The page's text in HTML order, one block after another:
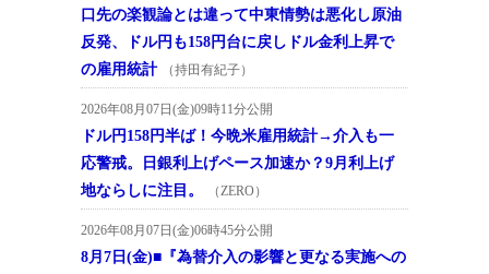
口先の楽観論とは違って中東情勢は悪化し原油
反発、ドル円も158円台に戻しドル金利上昇で
の雇用統計
（持田有紀子）
2026年08月07日(金)09時11分公開
ドル円158円半ば！今晩米雇用統計→介入も一
応警戒。日銀利上げペース加速か？9月利上げ
地ならしに注目。
（ZERO）
2026年08月07日(金)06時45分公開
8月7日(金)■『為替介入の影響と更なる実施への